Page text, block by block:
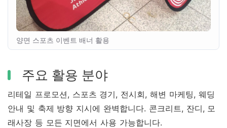
양면 스포츠 이벤트 배너 활용
주요 활용 분야
리테일 프로모션, 스포츠 경기, 전시회, 해변 마케팅, 웨딩
안내 및 축제 방향 지시에 완벽합니다. 콘크리트, 잔디, 모
래사장 등 모든 지면에서 사용 가능합니다.